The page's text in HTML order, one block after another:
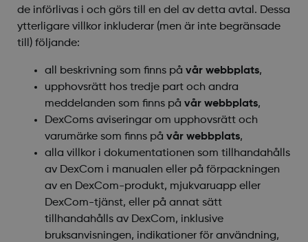
de införlivas i och görs till en del av detta avtal. Dessa
ytterligare villkor inkluderar (men är inte begränsade
till) följande:
all beskrivning som finns på vår webbplats,
upphovsrätt hos tredje part och andra
meddelanden som finns på vår webbplats,
DexComs aviseringar om upphovsrätt och
varumärke som finns på vår webbplats,
alla villkor i dokumentationen som tillhandahålls
av DexCom i manualen eller på förpackningen
av en DexCom-produkt, mjukvaruapp eller
DexCom-tjänst, eller på annat sätt
tillhandahålls av DexCom, inklusive
bruksanvisningen, indikationer för användning,